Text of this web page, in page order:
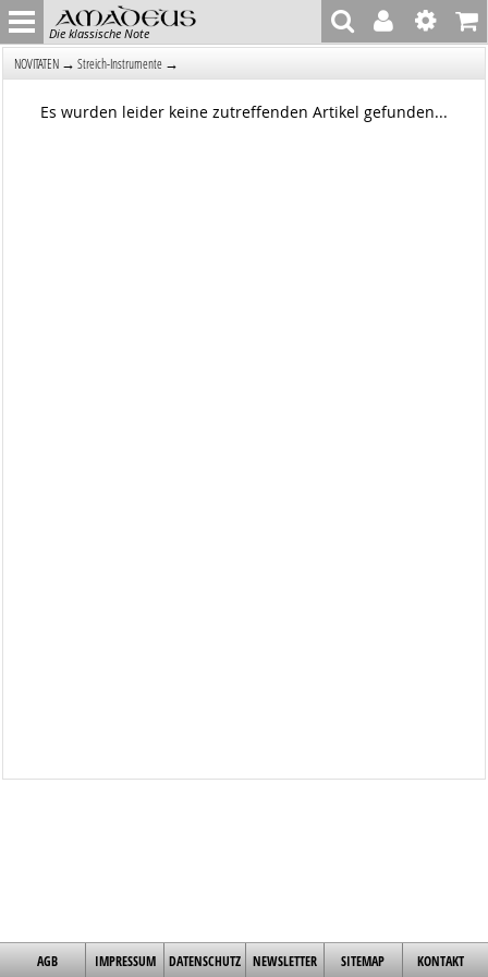
Die klassische Note
NOVITÄTEN → Streich-Instrumente →
Es wurden leider keine zutreffenden Artikel gefunden...
AGB IMPRESSUM DATENSCHUTZ NEWSLETTER SITEMAP KONTAKT